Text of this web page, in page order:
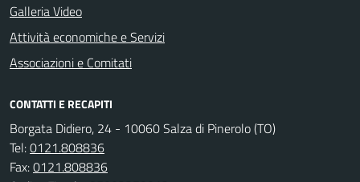
Galleria Video
Attività economiche e Servizi
Associazioni e Comitati
CONTATTI E RECAPITI
Borgata Didiero, 24 - 10060 Salza di Pinerolo (TO)
Tel:0121.808836
Fax:0121.808836